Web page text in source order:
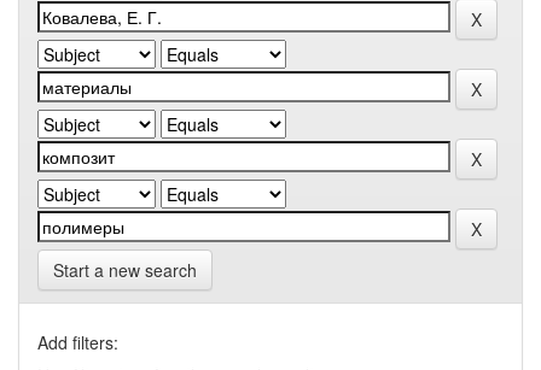
Start a new search
Add filters: